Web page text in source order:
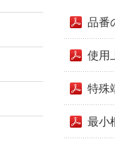
品番
使用
特殊
最小